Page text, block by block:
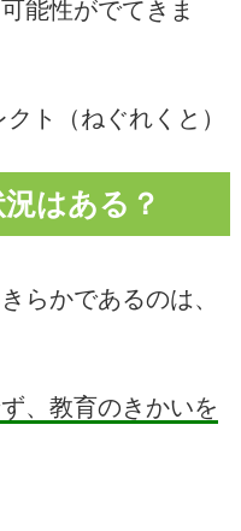
能性がでてきま
ト（ねぐれくと）
はある？
らかであるのは、
、教育のきかいを